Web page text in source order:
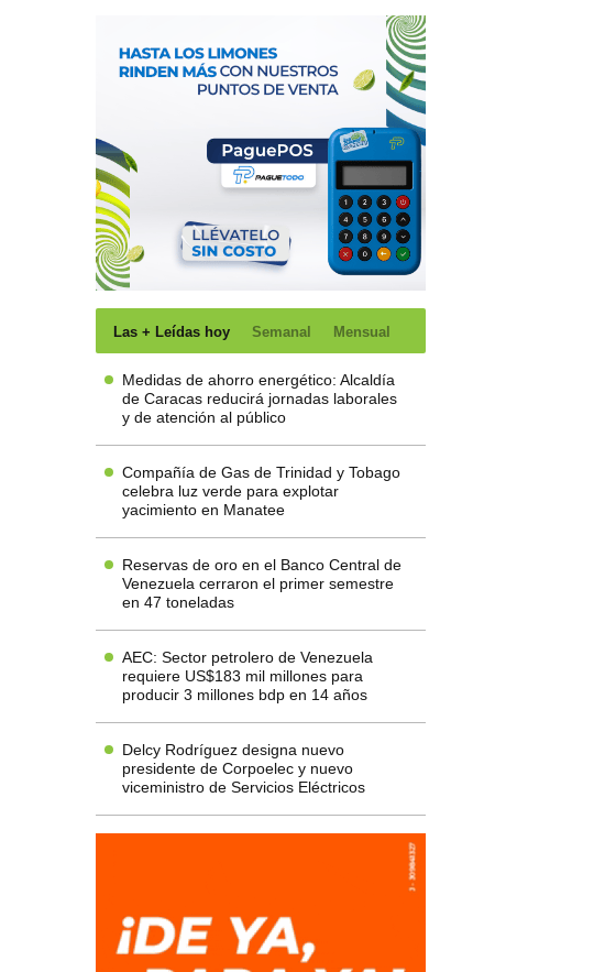
Las + Leídas hoy Semanal Mensual
Medidas de ahorro energético: Alcaldía
de Caracas reducirá jornadas laborales
y de atención al público
Compañía de Gas de Trinidad y Tobago
celebra luz verde para explotar
yacimiento en Manatee
Reservas de oro en el Banco Central de
Venezuela cerraron el primer semestre
en 47 toneladas
AEC: Sector petrolero de Venezuela
requiere US$183 mil millones para
producir 3 millones bdp en 14 años
Delcy Rodríguez designa nuevo
presidente de Corpoelec y nuevo
viceministro de Servicios Eléctricos